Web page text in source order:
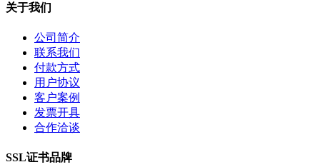
关于我们
公司简介
联系我们
付款方式
用户协议
客户案例
发票开具
合作洽谈
SSL证书品牌